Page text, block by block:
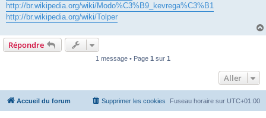
http://br.wikipedia.org/wiki/Modo%C3%B9_kevrega%C3%B1
http://br.wikipedia.org/wiki/Tolper
Répondre
1 message • Page 1 sur 1
Aller
Accueil du forum Fuseau horaire sur UTC+01:00
Supprimer les cookies